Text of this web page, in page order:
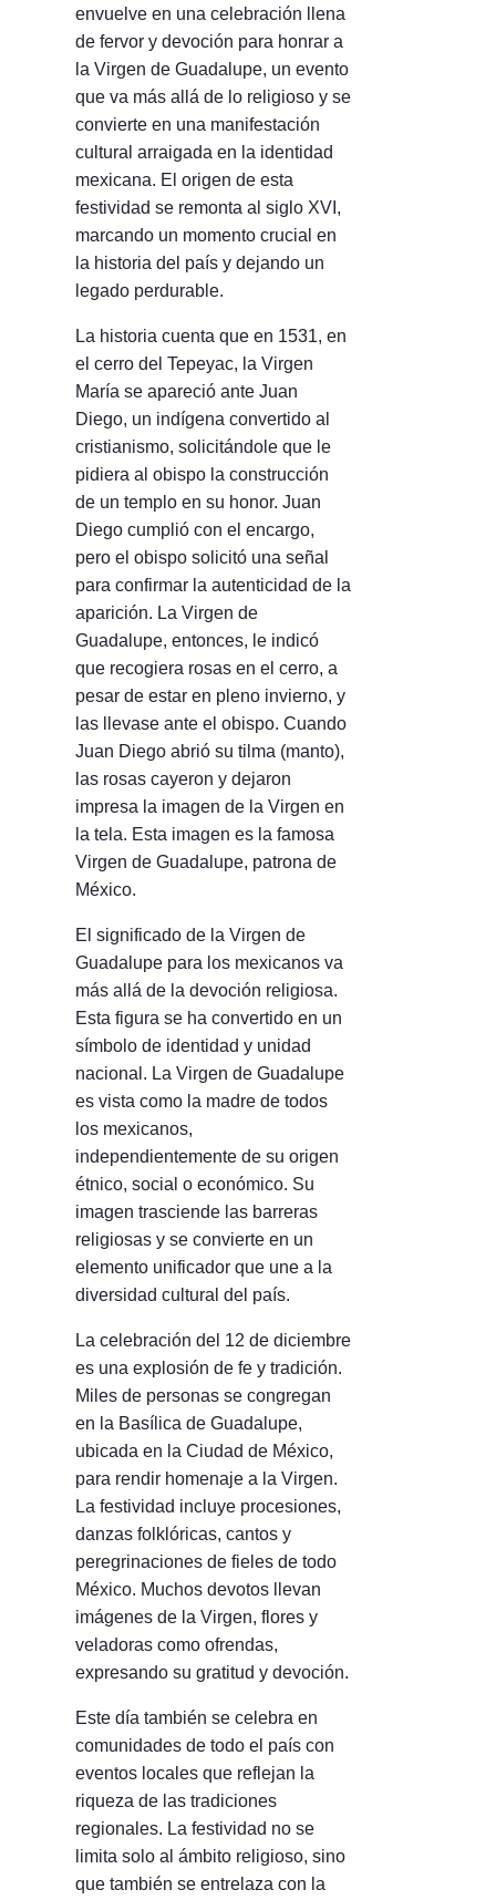
envuelve en una celebración llena
de fervor y devoción para honrar a
la Virgen de Guadalupe, un evento
que va más allá de lo religioso y se
convierte en una manifestación
cultural arraigada en la identidad
mexicana. El origen de esta
festividad se remonta al siglo XVI,
marcando un momento crucial en
la historia del país y dejando un
legado perdurable.
La historia cuenta que en 1531, en
el cerro del Tepeyac, la Virgen
María se apareció ante Juan
Diego, un indígena convertido al
cristianismo, solicitándole que le
pidiera al obispo la construcción
de un templo en su honor. Juan
Diego cumplió con el encargo,
pero el obispo solicitó una señal
para confirmar la autenticidad de la
aparición. La Virgen de
Guadalupe, entonces, le indicó
que recogiera rosas en el cerro, a
pesar de estar en pleno invierno, y
las llevase ante el obispo. Cuando
Juan Diego abrió su tilma (manto),
las rosas cayeron y dejaron
impresa la imagen de la Virgen en
la tela. Esta imagen es la famosa
Virgen de Guadalupe, patrona de
México.
El significado de la Virgen de
Guadalupe para los mexicanos va
más allá de la devoción religiosa.
Esta figura se ha convertido en un
símbolo de identidad y unidad
nacional. La Virgen de Guadalupe
es vista como la madre de todos
los mexicanos,
independientemente de su origen
étnico, social o económico. Su
imagen trasciende las barreras
religiosas y se convierte en un
elemento unificador que une a la
diversidad cultural del país.
La celebración del 12 de diciembre
es una explosión de fe y tradición.
Miles de personas se congregan
en la Basílica de Guadalupe,
ubicada en la Ciudad de México,
para rendir homenaje a la Virgen.
La festividad incluye procesiones,
danzas folklóricas, cantos y
peregrinaciones de fieles de todo
México. Muchos devotos llevan
imágenes de la Virgen, flores y
veladoras como ofrendas,
expresando su gratitud y devoción.
Este día también se celebra en
comunidades de todo el país con
eventos locales que reflejan la
riqueza de las tradiciones
regionales. La festividad no se
limita solo al ámbito religioso, sino
que también se entrelaza con la